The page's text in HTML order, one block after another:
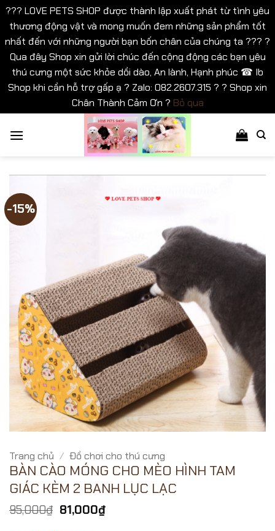
??? LOVE PETS SHOP được thành lập xuất phát từ tình yêu
thương động vật và mong muốn đem những sản phẩm tốt
nhất đến với những người bạn bốn chân của chúng ta ??? ?
Qua đây Shop xin gửi lời chúc đến cộng động các bạn yêu
thú cưng một sức khỏe dồi dào, An lành, Hạnh phúc ☎ Ib
Shop khi cần hỗ trợ gấp ạ ? Zalo: 082.2607.315 ? ? Shop xin
Chân Thành Cảm Ơn ? Bỏ qua
qua
-15%
Trang chủ / Đồ chơi cho thú cưng
BÀN CÀO MÓNG CHO MÈO HÌNH TAM
GIÁC KÈM 2 BANH LỤC LẠC
95,000₫ Giá
gốc
81,000₫Giá